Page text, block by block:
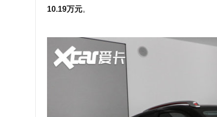
10.19万元。